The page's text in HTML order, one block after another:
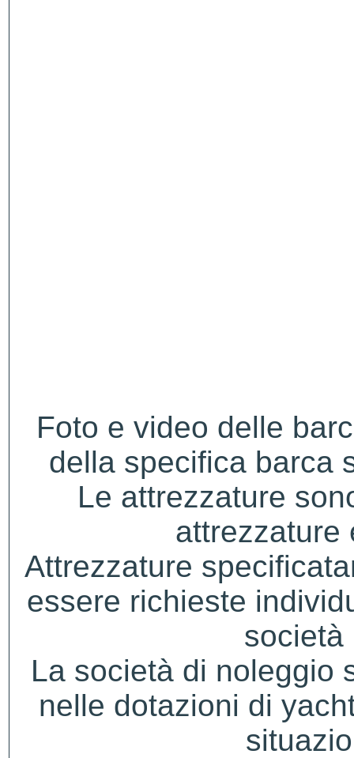
Foto e video delle
della specifica barca
Le attrezzature
attrezzature
Attrezzature
essere richieste
società
La società di noleggio
nelle dotazioni di